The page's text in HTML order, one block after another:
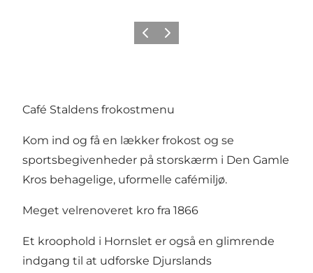
ForrigeNæste
Café Staldens frokostmenu
Kom ind og få en lækker frokost og se
sportsbegivenheder på storskærm i Den Gamle
Kros behagelige, uformelle café­miljø.
Meget velrenoveret kro fra 1866
Et kroophold i Hornslet er også en glimrende
indgang til at udforske Djurslands